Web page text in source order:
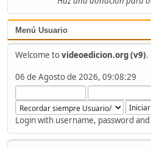
Menú Usuario
Welcome tovideoedicion.org (v9).
06 de Agosto de 2026, 09:08:29
Login with username, password